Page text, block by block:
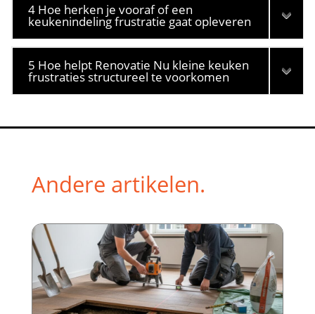
4 Hoe herken je vooraf of een
keukenindeling frustratie gaat opleveren
5 Hoe helpt Renovatie Nu kleine keuken
frustraties structureel te voorkomen
Andere artikelen.